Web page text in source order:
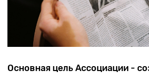
Основная цель Ассоциации -